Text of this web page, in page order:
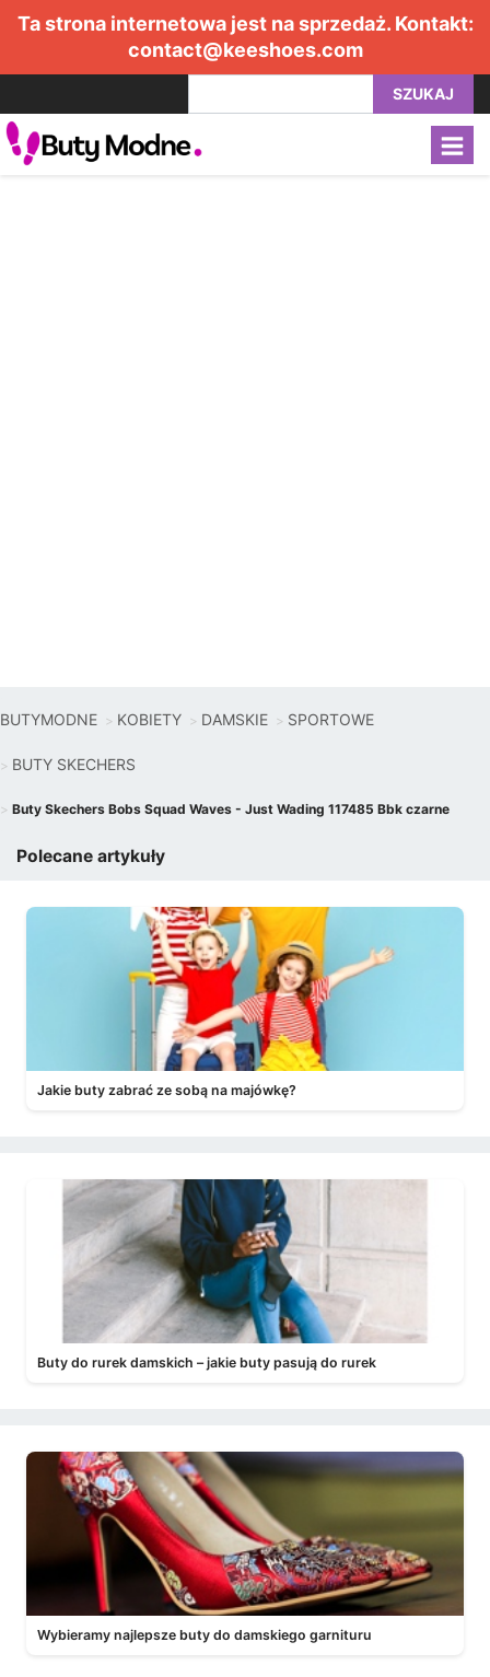
Ta strona internetowa jest na sprzedaż. Kontakt:
contact@keeshoes.com
SZUKAJ
BUTYMODNE KOBIETY DAMSKIE SPORTOWE
BUTY SKECHERS
Buty Skechers Bobs Squad Waves - Just Wading 117485 Bbk czarne
Polecane artykuły
Jakie buty zabrać ze sobą na majówkę?
Buty do rurek damskich – jakie buty pasują do rurek
Wybieramy najlepsze buty do damskiego garnituru